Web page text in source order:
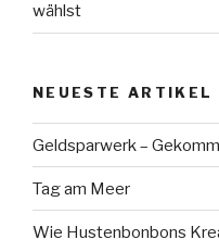
wählst
NEUESTE ARTIKEL
Geldsparwerk –
Tag am Meer
Wie Hustenbonbons